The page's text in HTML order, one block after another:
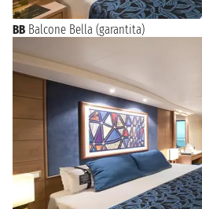
BB Balcone Bella (garantita)